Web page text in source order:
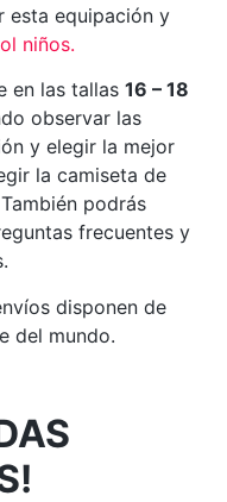
esta equipación y
niños.
en las tallas16 – 18
observar las
y elegir la mejor
la camiseta de
podrás
frecuentes y
disponen de
del mundo.